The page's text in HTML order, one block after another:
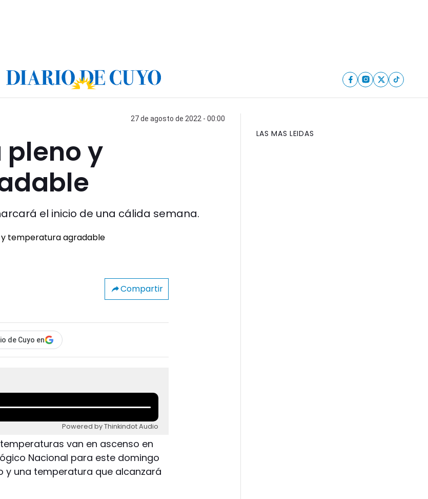
27 de agosto de 2022 - 00:00
pleno y
el inicio de una cálida semana.
Compartir
de Cuyo en
Powered by Thinkindot Audio
van en ascenso en
Nacional para este domingo
y una temperatura que alcanzará
LAS MAS LEIDAS